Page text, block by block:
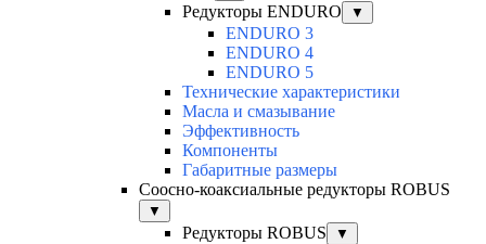
Редукторы ENDURO ▼
ENDURO 3
ENDURO 4
ENDURO 5
Технические характеристики
Масла и смазывание
Эффективность
Компоненты
Габаритные размеры
Соосно-коаксиальные редукторы ROBUS
▼
Редукторы ROBUS ▼